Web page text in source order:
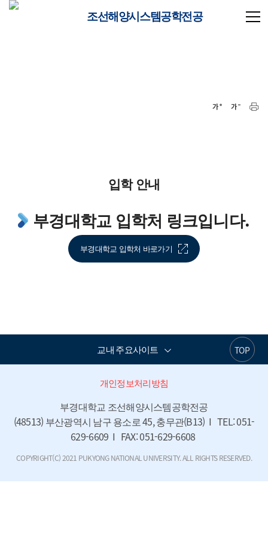
조선해양시스템공학전공
입학 안내
부경대학교 입학처 링크입니다.
부경대학교 입학처 바로가기
TOP
교내 주요사이트
개인정보처리방침
부경대학교 조선해양시스템공학전공
(48513) 부산광역시 남구 용소로 45, 충무관(B13)  I   TEL: 051-
629-6609  I   FAX: 051-629-6608
COPYRIGHT(C) 2021 PUKYONG NATIONAL UNIVERSITY. ALL RIGHTS RESERVED.